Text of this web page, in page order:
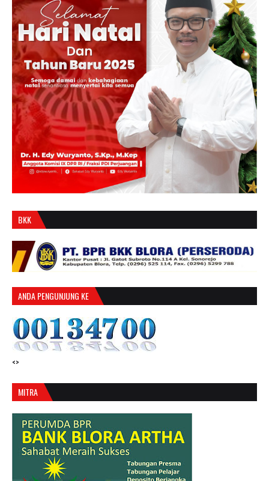
BKK
ANDA PENGUNJUNG KE
<>
MITRA